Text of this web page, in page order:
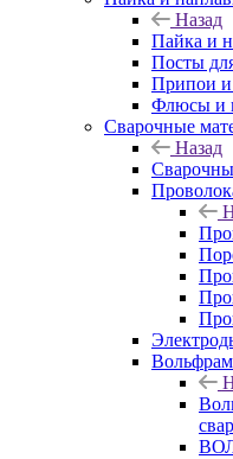
Назад
Пайка и
Посты
Припои
Флюсы и
Сварочные
Назад